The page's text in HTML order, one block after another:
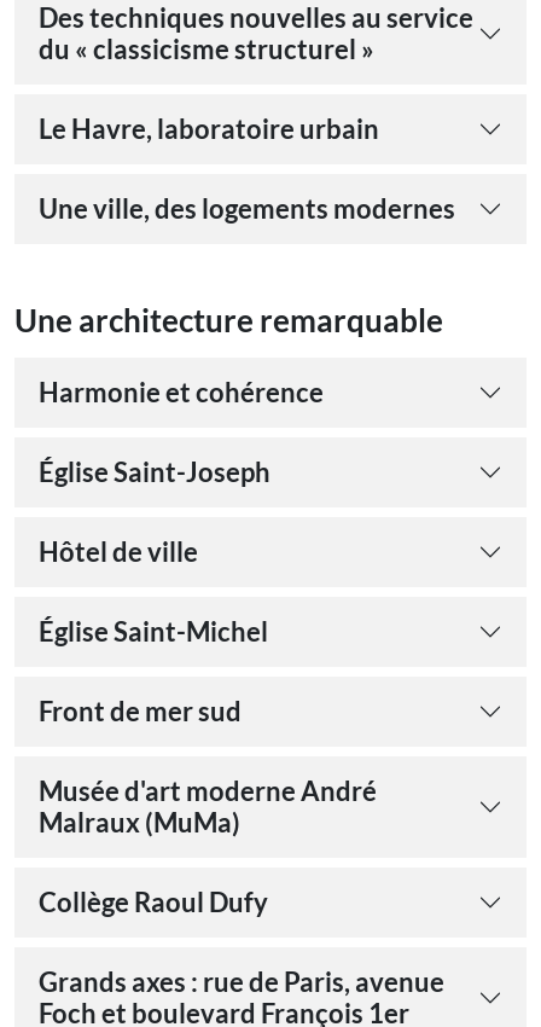
Des techniques nouvelles au service
du « classicisme structurel »
Le Havre, laboratoire urbain
Une ville, des logements modernes
Une architecture remarquable
Harmonie et cohérence
Église Saint-Joseph
Hôtel de ville
Église Saint-Michel
Front de mer sud
Musée d'art moderne André
Malraux (MuMa)
Collège Raoul Dufy
Grands axes : rue de Paris, avenue
Foch et boulevard François 1er